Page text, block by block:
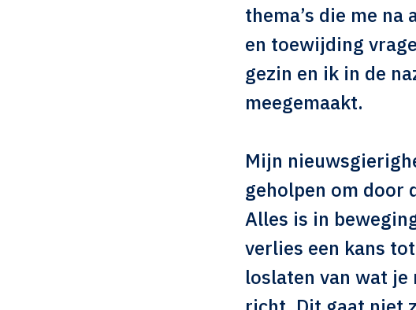
thema’s die me
en toewijding
gezin en ik in de
meegemaakt.
Mijn
geholpen om door
Alles is in
verlies een kans
loslaten van wat